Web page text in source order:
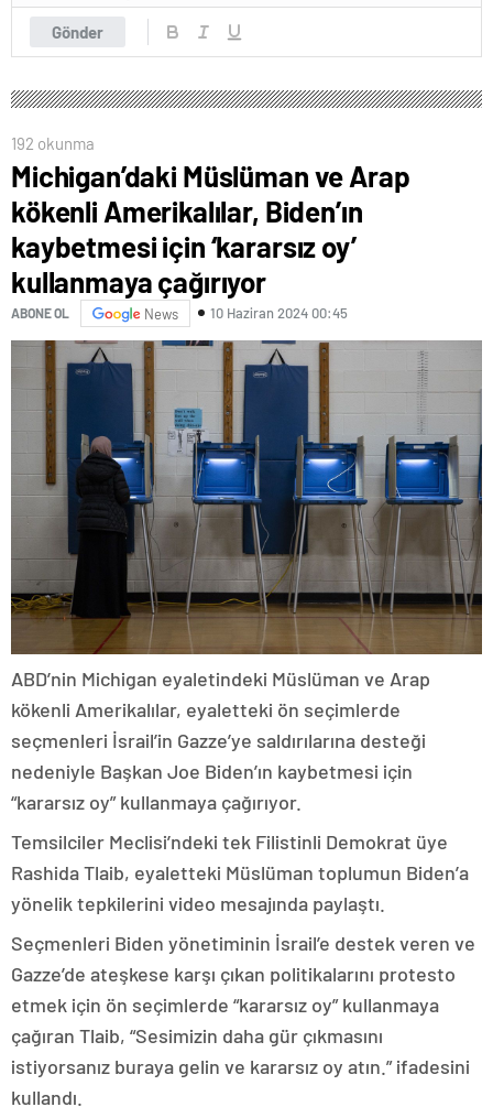
Gönder
192 okunma
Michigan’daki Müslüman ve Arap
kökenli Amerikalılar, Biden’ın
kaybetmesi için ‘kararsız oy’
kullanmaya çağırıyor
ABONE OL News 10 Haziran 2024 00:45
ABD’nin Michigan eyaletindeki Müslüman ve Arap
kökenli Amerikalılar, eyaletteki ön seçimlerde
seçmenleri İsrail’in Gazze’ye saldırılarına desteği
nedeniyle Başkan Joe Biden’ın kaybetmesi için
“kararsız oy” kullanmaya çağırıyor.
Temsilciler Meclisi’ndeki tek Filistinli Demokrat üye
Rashida Tlaib, eyaletteki Müslüman toplumun Biden’a
yönelik tepkilerini video mesajında paylaştı.
Seçmenleri Biden yönetiminin İsrail’e destek veren ve
Gazze’de ateşkese karşı çıkan politikalarını protesto
etmek için ön seçimlerde “kararsız oy” kullanmaya
çağıran Tlaib, “Sesimizin daha gür çıkmasını
istiyorsanız buraya gelin ve kararsız oy atın.” ifadesini
kullandı.